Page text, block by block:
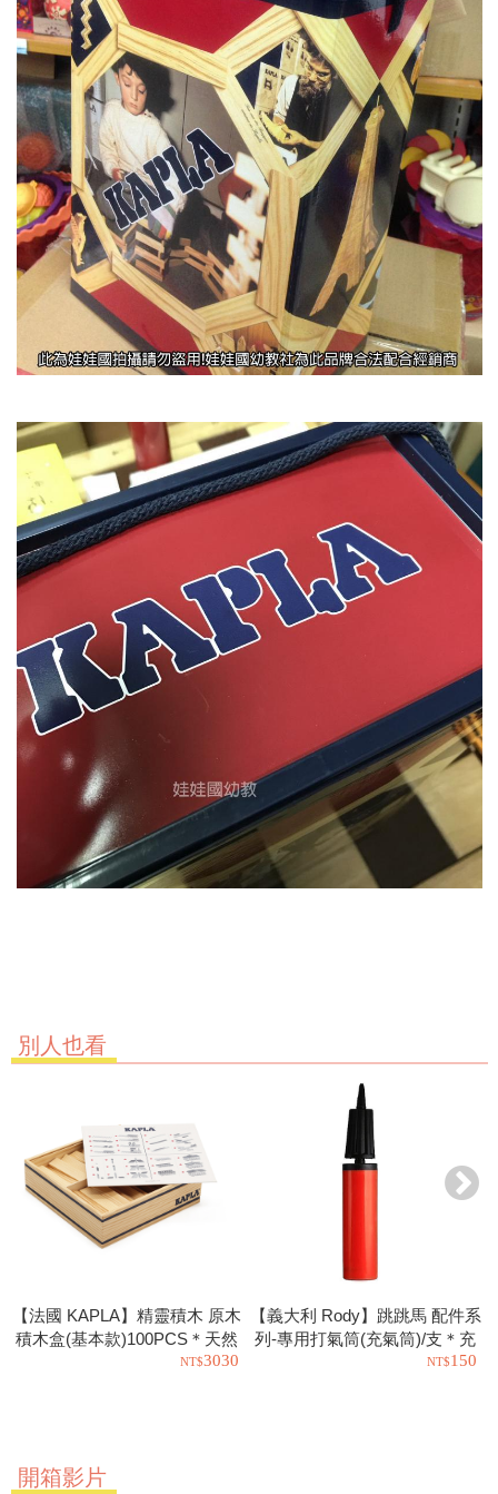
別人也看
【法國 KAPLA】精靈積木 原木
積木盒(基本款)100PCS＊天然
松木益智操作幼教積木3030
【義大利 Rody】跳跳馬 配件系
列-專用打氣筒(充氣筒)/支＊充
氣工具.充氣球.玩具也可以使用
150
開箱影片